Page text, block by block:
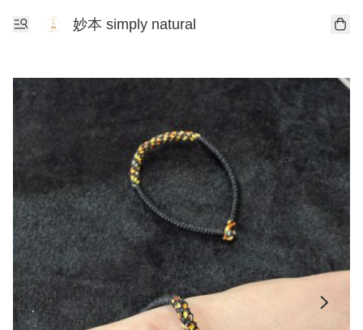
妙本 simply natural